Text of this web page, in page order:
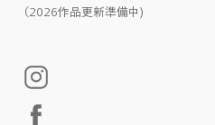
（2026作品更新準備中)